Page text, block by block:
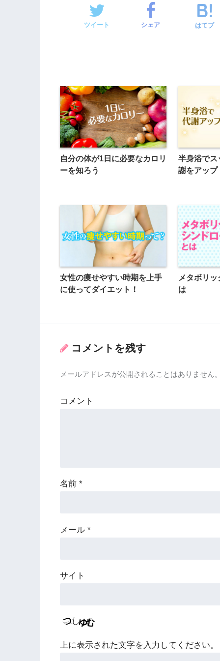
ツイート シェア はてブ
自分の体が1日に必要なカロリ
ーを知ろう
半身浴で
謝をアップ
女性の痩せやすい時期を上手
に使ってダイエット！
メタボリ
は
コメントを残す
メールアドレスが公開されることはありません
コメント
名前 *
メール *
サイト
上に表示された文字を入力してください。